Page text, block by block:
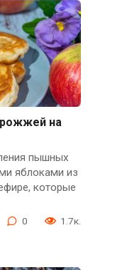
на
пышных
яблоками из
которые
0 1.7к.